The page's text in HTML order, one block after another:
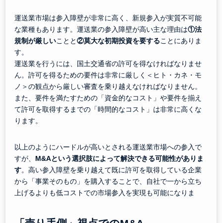
運送業市場は参入障壁が非常に高く、新規参入が実質不可能
な業種もあります。運送業の参入障壁が高い主な理由は①法
規制が厳しいことと②莫大な初期投資を要することにありま
す。
運送業を行うには、国土交通省の許可を得なければなりませ
ん。許可を得るための要件は非常に厳しく＜ヒト・カネ・モ
ノ＞の観点から厳しい審査を乗り越えなければなりません。
また、要件を満たすための「資金的なコスト」や要件を揃え
て許可を取得するまでの「時間的なコスト」は非常に高くな
ります。
以上のようにハードルが高いとされる運送業市場への参入で
すが、 M&Aという選択肢によって解決できる可能性がありま
す。高い参入障壁を乗り越えて既に許可を取得している企業
から「事業そのもの」を購入することで、自社で一から立ち
上げるよりも低コストでの市場参入を実現も可能になりま